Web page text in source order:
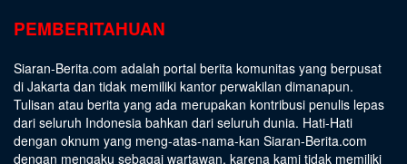
PEMBERITAHUAN
Siaran-Berita.com adalah portal berita komunitas yang berpusat
di Jakarta dan tidak memiliki kantor perwakilan dimanapun.
Tulisan atau berita yang ada merupakan kontribusi penulis lepas
dari seluruh Indonesia bahkan dari seluruh dunia. Hati-Hati
dengan oknum yang meng-atas-nama-kan Siaran-Berita.com
dengan mengaku sebagai wartawan, karena kami tidak memiliki